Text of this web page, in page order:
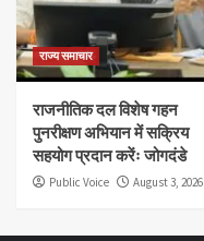
राज्य समाचार
राजनीतिक दल विशेष गहन
पुनरीक्षण अभियान में सक्रिय
सहयोग प्रदान करेंः जोगदंडे
Public Voice August 3, 2026